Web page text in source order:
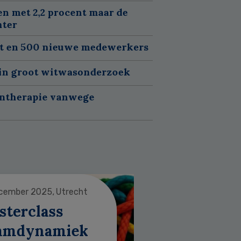
met 2,2 procent maar de
en 500 nieuwe medewerkers
groot witwasonderzoek
vanwege
2025, Utrecht